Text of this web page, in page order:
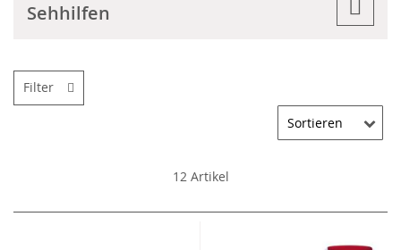
Sehhilfen
12Artikel
Filter